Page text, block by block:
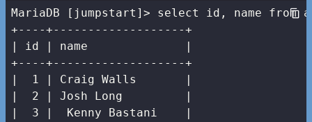
MariaDB [jumpstart]> select id, name from
| id |
name
+----+-------------------+
1
| Craig Walls       |
|  2 |
Josh Long
3
|  Kenny Bastani    |